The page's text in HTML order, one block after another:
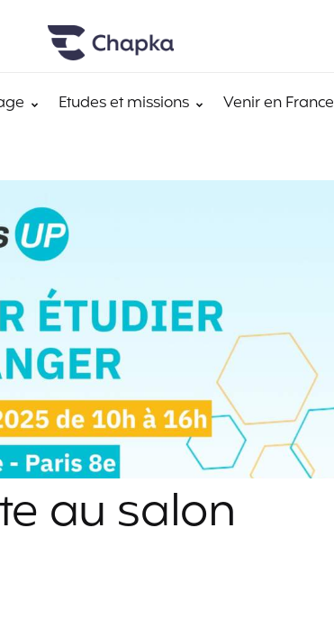
Etudes et missions Venir en France
au salon